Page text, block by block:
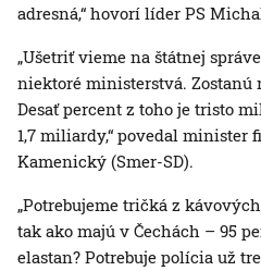
adresná,“ hovorí líder PS
„Ušetriť vieme na štátnej
niektoré ministerstvá.
Desať percent z toho je tristo
1,7 miliardy,“ povedal minister
Kamenický (Smer-SD).
„Potrebujeme tričká z
tak ako majú v Čechách – 95
elastan? Potrebuje polícia už